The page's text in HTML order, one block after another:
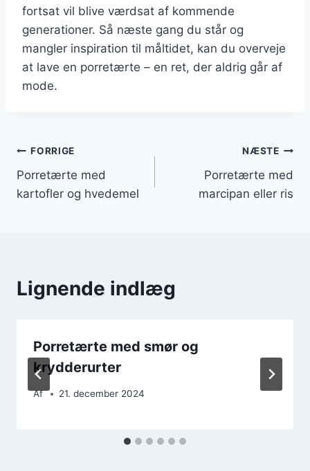
fortsat vil blive værdsat af kommende
generationer. Så næste gang du står og
mangler inspiration til måltidet, kan du overveje
at lave en porretærte – en ret, der aldrig går af
mode.
Indlægsnavigation
FORRIGE
Porretærte med
kartofler og hvedemel
NÆSTE
Porretærte med
marcipan eller ris
Lignende indlæg
Porretærte med smør og
krydderurter
Af 21. december 2024